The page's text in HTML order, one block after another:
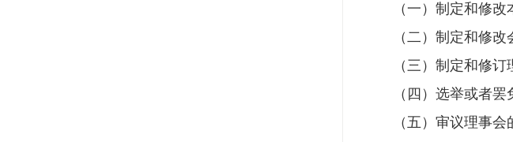
（一）制定和修改
（二）制定和修
（三）制定和修
（四）选举或者罢
（五）审议理事